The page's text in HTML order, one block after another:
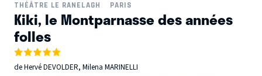
THÉÂTRE LE RANELAGH
PARIS
Kiki, le Montparnasse des années
folles
de Hervé DEVOLDER, Milena MARINELLI